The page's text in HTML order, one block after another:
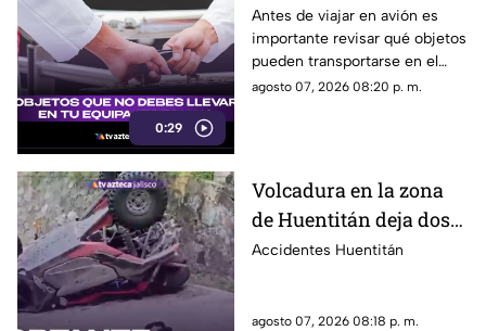
0:29
mano y podrían
quitarte en el
aeropuerto
Antes de viajar en avión es
importante revisar qué objetos
pueden transportarse en el
equipaje de mano, ya que
agosto 07, 2026 08:20 p. m.
Volcadura en la zona
de Huentitán deja dos
personas heridas
Accidentes Huentitán
agosto 07, 2026 08:18 p. m.